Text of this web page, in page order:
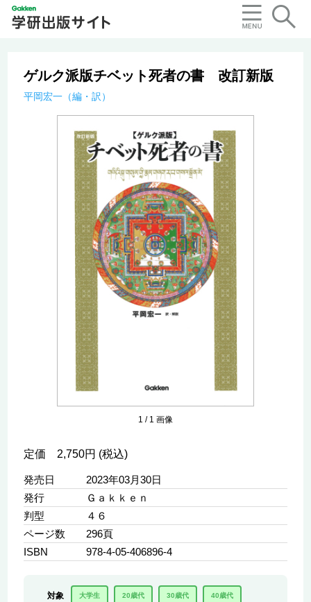
ゲルク派版チベット死者の書 改訂新版
平岡宏一（編・訳）
1 / 1 画像
定価 2,750円 (税込)
発売日
2023年03月30日
発行
Ｇａｋｋｅｎ
判型
４６
ページ数
296頁
ISBN
978-4-05-406896-4
対象 大学生 20歳代 30歳代 40歳代